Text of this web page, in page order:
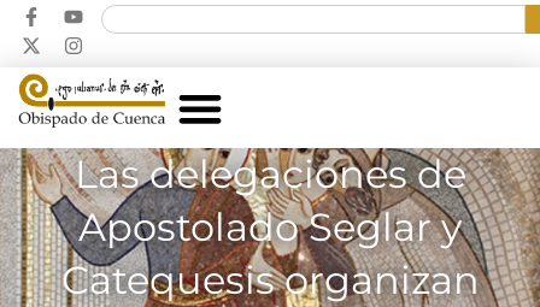
Las delegaciones de
Apostolado Seglar y
Catequesis organizan